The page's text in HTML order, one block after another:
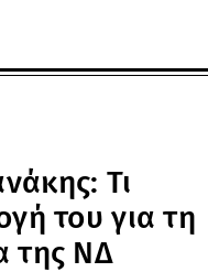
Τι
του για τη
της ΝΔ